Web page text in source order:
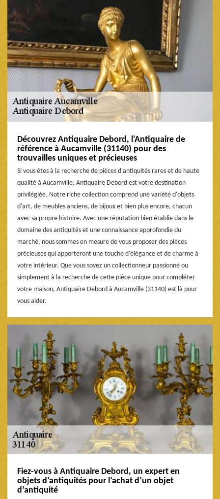
Découvrez Antiquaire Debord, l'Antiquaire de
référence à Aucamville (31140) pour des
trouvailles uniques et précieuses
Si vous êtes à la recherche de pièces d'antiquités rares et de haute
qualité à Aucamville, Antiquaire Debord est votre destination
privilégiée. Notre riche collection comprend une variété d'objets
d'art, de meubles anciens, de bijoux et bien plus encore, chacun
avec sa propre histoire. Avec une réputation bien établie dans le
domaine des antiquités et une connaissance approfondie du
marché, nous sommes en mesure de vous proposer des pièces
précieuses qui apporteront une touche d'élégance et de charme à
votre intérieur. Que vous soyez un collectionneur passionné ou
simplement à la recherche de cette pièce unique pour compléter
votre maison, Antiquaire Debord à Aucamville (31140) est là pour
vous aider.
Fiez-vous à Antiquaire Debord, un expert en
objets d’antiquités pour l’achat d’un objet
d’antiquité